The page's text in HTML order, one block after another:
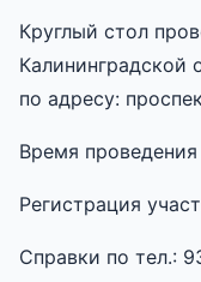
Круглый стол
Калининградской
по адресу:
Время проведения
Регистрация
Справки по тел.: